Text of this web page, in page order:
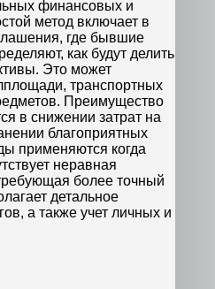
финансовых и
метод включает в
где бывшие
как будут делить
Это может
транспортных
Преимущество
в снижении затрат на
благоприятных
применяются когда
неравная
более точный
детальное
а также учет личных и